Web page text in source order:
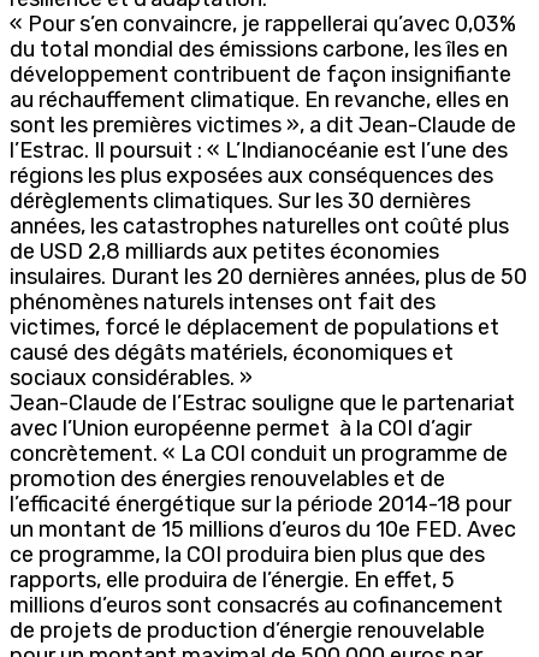
« Pour s’en convaincre, je rappellerai qu’avec 0,03%
du total mondial des émissions carbone, les îles en
développement contribuent de façon insignifiante
au réchauffement climatique. En revanche, elles en
sont les premières victimes », a dit Jean-Claude de
l’Estrac. Il poursuit : « L’Indianocéanie est l’une des
régions les plus exposées aux conséquences des
dérèglements climatiques. Sur les 30 dernières
années, les catastrophes naturelles ont coûté plus
de USD 2,8 milliards aux petites économies
insulaires. Durant les 20 dernières années, plus de 50
phénomènes naturels intenses ont fait des
victimes, forcé le déplacement de populations et
causé des dégâts matériels, économiques et
sociaux considérables. »
Jean-Claude de l’Estrac souligne que le partenariat
avec l’Union européenne permet à la COI d’agir
concrètement. « La COI conduit un programme de
promotion des énergies renouvelables et de
l’efficacité énergétique sur la période 2014-18 pour
un montant de 15 millions d’euros du 10e FED. Avec
ce programme, la COI produira bien plus que des
rapports, elle produira de l’énergie. En effet, 5
millions d’euros sont consacrés au cofinancement
de projets de production d’énergie renouvelable